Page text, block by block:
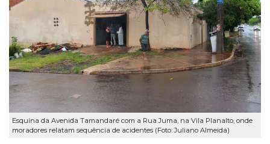
Esquina da Avenida Tamandaré com a Rua Juma, na Vila Planalto, onde
moradores relatam sequência de acidentes (Foto: Juliano Almeida)